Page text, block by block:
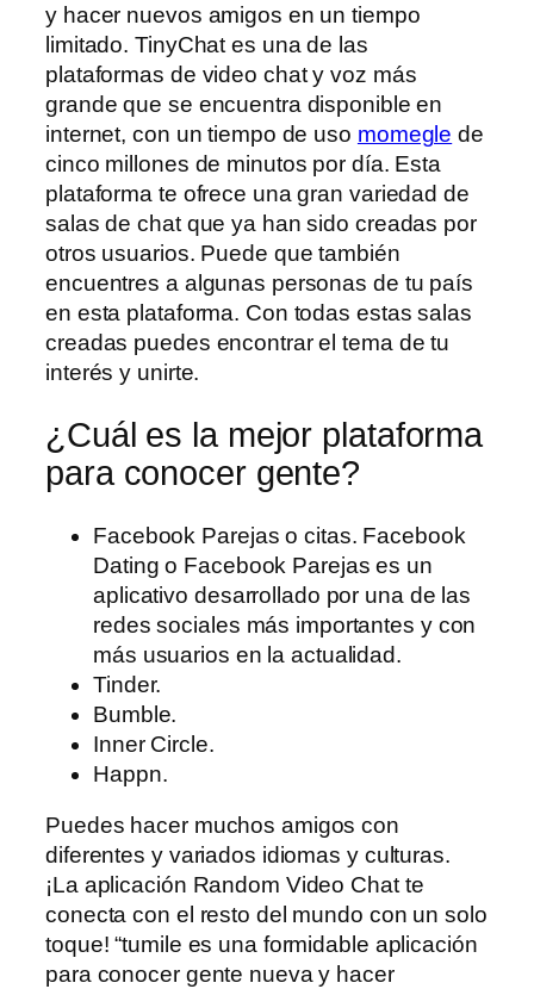
y hacer nuevos amigos en un tiempo
limitado. TinyChat es una de las
plataformas de video chat y voz más
grande que se encuentra disponible en
internet, con un tiempo de uso momegle de
cinco millones de minutos por día. Esta
plataforma te ofrece una gran variedad de
salas de chat que ya han sido creadas por
otros usuarios. Puede que también
encuentres a algunas personas de tu país
en esta plataforma. Con todas estas salas
creadas puedes encontrar el tema de tu
interés y unirte.
¿Cuál es la mejor plataforma
para conocer gente?
Facebook Parejas o citas. Facebook
Dating o Facebook Parejas es un
aplicativo desarrollado por una de las
redes sociales más importantes y con
más usuarios en la actualidad.
Tinder.
Bumble.
Inner Circle.
Happn.
Puedes hacer muchos amigos con
diferentes y variados idiomas y culturas.
¡La aplicación Random Video Chat te
conecta con el resto del mundo con un solo
toque! “tumile es una formidable aplicación
para conocer gente nueva y hacer